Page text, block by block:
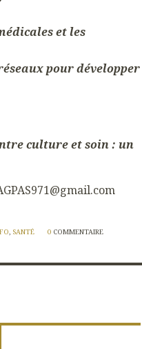
et les
pour développer
culture et soin : un
, SANTÉ 0 COMMENTAIRE